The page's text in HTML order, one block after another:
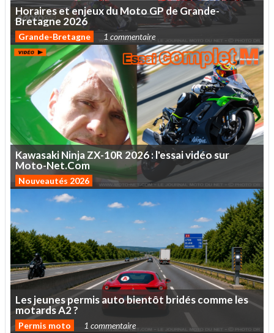
HorairesetenjeuxduMotoGPdeGrande-
Bretagne 2026
Grande-Bretagne 1 commentaire
KawasakiNinjaZX-10R2026:l'essaividéosur
Moto-Net.Com
Nouveautés 2026
Lesjeunespermisautobientôt bridéscommeles
motardsA2?
Permis moto 1 commentaire